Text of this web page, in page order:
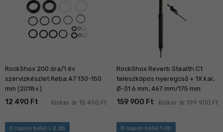
RockShox 200 óra/1 év
szervizkészlet Reba A7 130-150
mm (2018+)
12 490 Ft Kisker ár 15 490 Ft
RockShox Reverb Stealth C1
teleszkópos nyeregcső + 1X kar,
Ø-31.6 mm, 467 mm/175 mm
159 900 Ft Kisker ár 199 900 Ft
3 napon belül > 2 db 8 napon belül 1 db